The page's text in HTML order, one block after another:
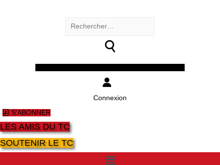
Rechercher :
Connexion
S'ABONNER
LES AMIS DU TC
SOUTENIR LE TC
Menu